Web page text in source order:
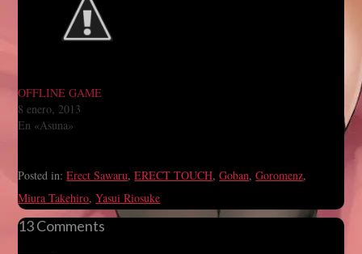
OFFLINE GAME
8 enero, 2013
En «Asuna»
Posted in:Erect Sawaru,ERECT TOUCH,Goban,Goromenz,
Miura Takehiro,Yasui Riosuke
13 Comments